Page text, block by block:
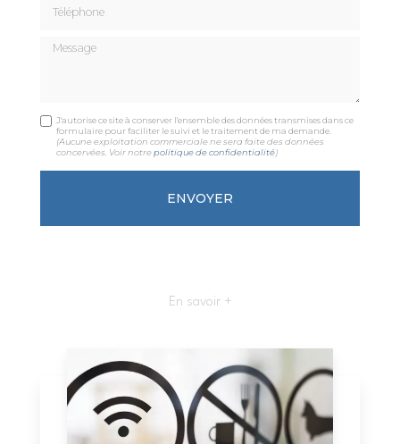
Message
J'autorise ce site à conserver l'ensemble des données transmises dans ce
formulaire pour faciliter le suivi et le traitement de ma demande.
(Aucune exploitation commerciale ne sera faite des données
concervées. Voir notrepolitique de confidentialité)
En savoir +